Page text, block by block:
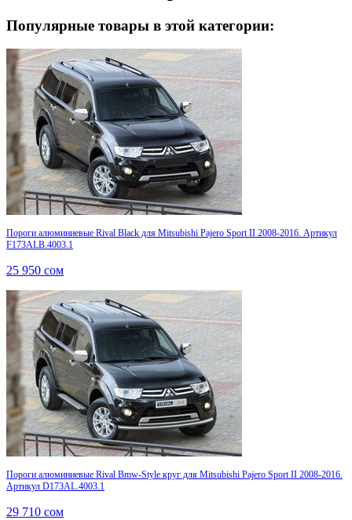
Популярные товары в этой категории:
Пороги алюминиевые Rival Black для Mitsubishi Pajero Sport II 2008-2016. Артикул
F173ALB.4003.1
25 950 сом
Пороги алюминиевые Rival Bmw-Style круг для Mitsubishi Pajero Sport II 2008-2016.
Артикул D173AL.4003.1
29 710 сом